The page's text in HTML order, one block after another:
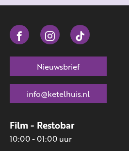
Film - Restobar
10:00 - 01:00 uur
Nieuwsbrief
info@ketelhuis.nl